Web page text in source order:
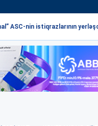
ASC-nin istiqrazlarının